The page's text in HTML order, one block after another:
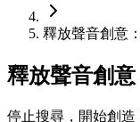
釋放聲音創意
釋放聲音創
停止搜尋，開始創